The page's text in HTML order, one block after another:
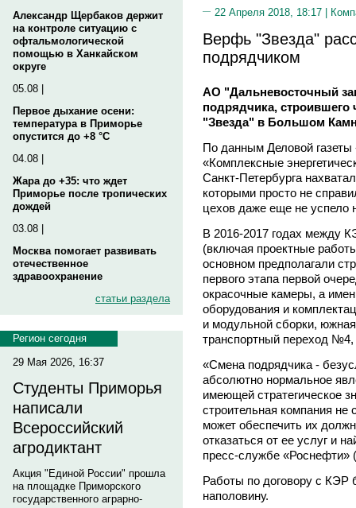
Александр Щербаков держит
на контроле ситуацию с
офтальмологической
помощью в Ханкайском
округе
05.08 |
Первое дыхание осени:
температура в Приморье
опустится до +8 °C
04.08 |
Жара до +35: что ждет
Приморье после тропических
дождей
03.08 |
Москва помогает развивать
отечественное
здравоохранение
статьи раздела
Регион сегодня
29 Мая 2026, 16:37
Студенты Приморья
написали
Всероссийский
агродиктант
Акция "Единой России" прошла
на площадке Приморского
государственного аграрно-
22 Апреля 2018, 18:17 |
Верфь "Звезда"
подрядчиком
АО "Дальневосточный
подрядчика, строившего
"Звезда" в Большом
По данным Деловой
«Комплексные
Санкт-Петербурга
которыми просто не
цехов даже еще не успело
В 2016-2017 годах между
(включая проектные
основном предполагали
первого этапа первой
окрасочные камеры, а
оборудования и
и модульной сборки,
транспортный переход
«Смена подрядчика -
абсолютно нормальное
имеющей стратегическое
строительная компания не
может обеспечить их
отказаться от ее услуг и
пресс-службе «Роснефти»
Работы по договору с
наполовину.